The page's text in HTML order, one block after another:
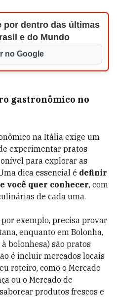
por dentro das últimas
e do Mundo
no Google
gastronômico no
na Itália exige um
experimentar pratos
para explorar as
dica essencial é definir
você quer conhecer, com
de cada uma.
exemplo, precisa provar
enquanto em Bolonha,
bolonhesa) são pratos
é incluir mercados locais
roteiro, como o Mercado
ou o Mercado de
produtos frescos e